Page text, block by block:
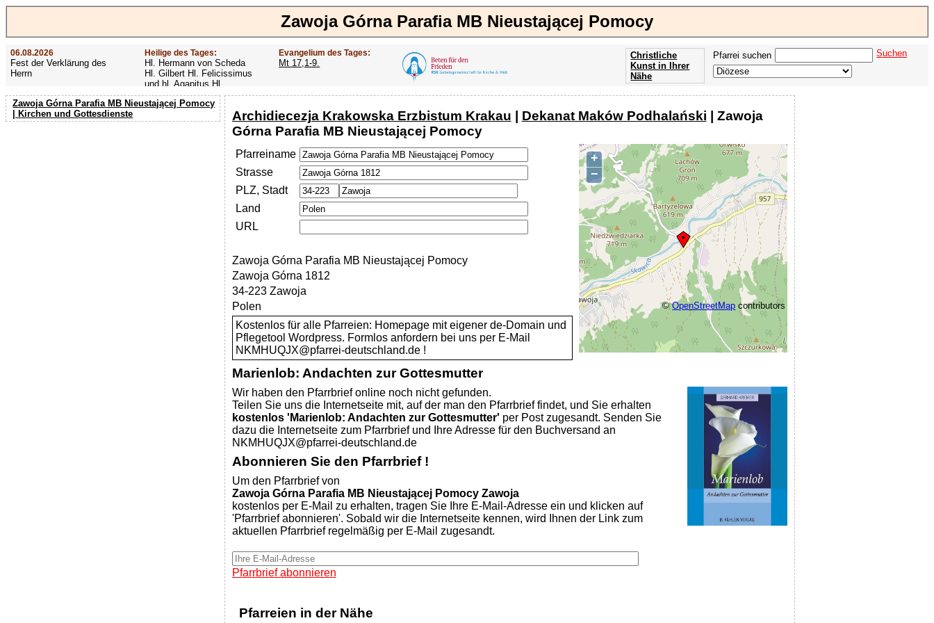
Zawoja Górna Parafia MB Nieustającej Pomocy
06.08.2026
Fest der Verklärung des
Herrn
Heilige des Tages:
Hl. Hermann von Scheda
Hl. Gilbert Hl. Felicissimus
und hl. Agapitus Hl.
Gezelinus (Gozelin)
Evangelium des Tages:
Mt 17,1-9.
Pfarrei suchen Suchen
Christliche
Kunst in Ihrer
Nähe
Zawoja Górna Parafia MB Nieustającej Pomocy
| Kirchen und Gottesdienste
Archidiecezja Krakowska Erzbistum Krakau | Dekanat Maków Podhalański | Zawoja
Górna Parafia MB Nieustającej Pomocy
+
−
©OpenStreetMap contributors
Pfarreiname
Strasse
PLZ, Stadt
Land
URL
Zawoja Górna Parafia MB Nieustającej Pomocy
Zawoja Górna 1812
34‑223 Zawoja
Polen
Kostenlos für alle Pfarreien: Homepage mit eigener de-Domain und
Pflegetool Wordpress. Formlos anfordern bei uns per E-Mail
NKMHUQJX@pfarrei-deutschland.de !
Marienlob: Andachten zur Gottesmutter
Wir haben den Pfarrbrief online noch nicht gefunden.
Teilen Sie uns die Internetseite mit, auf der man den Pfarrbrief findet, und Sie erhalten
kostenlos 'Marienlob: Andachten zur Gottesmutter' per Post zugesandt. Senden Sie
dazu die Internetseite zum Pfarrbrief und Ihre Adresse für den Buchversand an
NKMHUQJX@pfarrei-deutschland.de
Abonnieren Sie den Pfarrbrief !
Um den Pfarrbrief von
Zawoja Górna Parafia MB Nieustającej Pomocy Zawoja
kostenlos per E-Mail zu erhalten, tragen Sie Ihre E-Mail-Adresse ein und klicken auf
'Pfarrbrief abonnieren'. Sobald wir die Internetseite kennen, wird Ihnen der Link zum
aktuellen Pfarrbrief regelmäßig per E-Mail zugesandt.
Pfarrbrief abonnieren
Pfarreien in der Nähe